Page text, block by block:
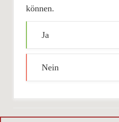
können.
Ja
Nein